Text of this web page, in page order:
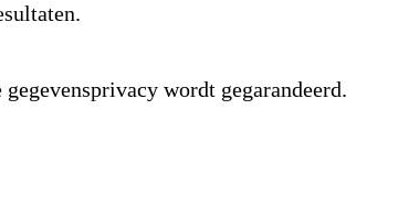
wordt gegarandeerd.